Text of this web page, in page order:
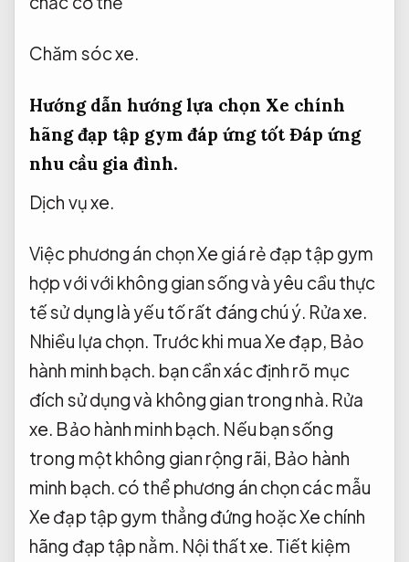
Chăm sóc xe.
Hướng dẫn hướng lựa chọn Xe chính
hãng đạp tập gym đáp ứng tốtĐáp ứng
nhu cầu gia đình.
Dịch vụ xe.
Việc phương án chọn Xe giá rẻ đạp tập gym
hợp với với không gian sống và yêu cầu thực
tế sử dụng là yếu tố rất đáng chú ý. Rửa xe.
Nhiều lựa chọn. Trước khi mua Xe đạp, Bảo
hành minh bạch. bạn cần xác định rõ mục
đích sử dụng và không gian trong nhà. Rửa
xe. Bảo hành minh bạch. Nếu bạn sống
trong một không gian rộng rãi, Bảo hành
minh bạch. có thể phương án chọn các mẫu
Xe đạp tập gym thẳng đứng hoặc Xe chính
hãng đạp tập nằm. Nội thất xe. Tiết kiệm